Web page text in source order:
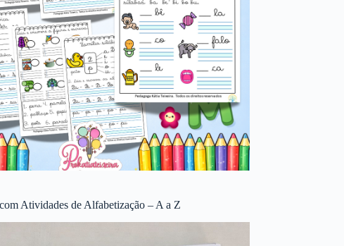
Atividades de Alfabetização – A a Z